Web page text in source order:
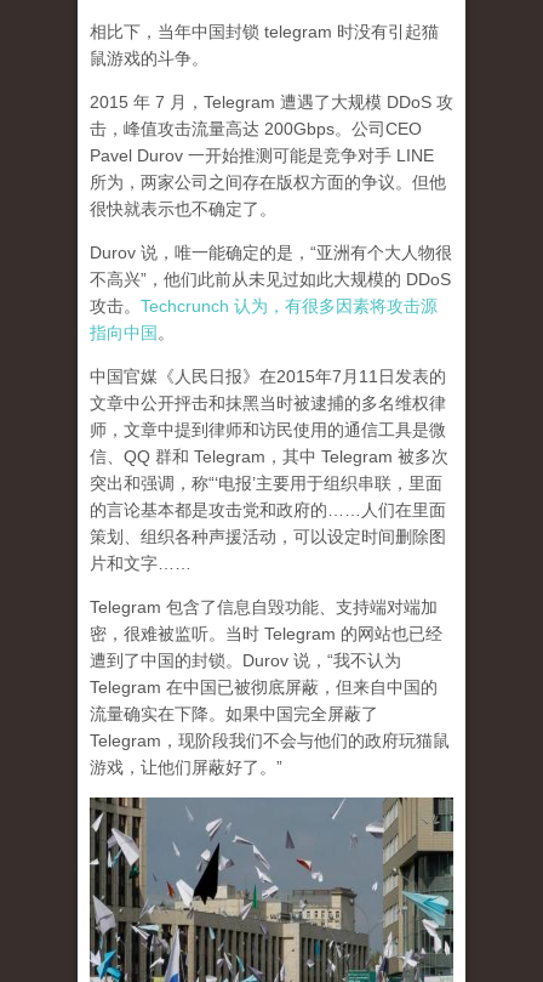
相比下，当年中国封锁 telegram 时没有引起猫
鼠游戏的斗争。
2015 年 7 月，Telegram 遭遇了大规模 DDoS 攻
击，峰值攻击流量高达 200Gbps。公司CEO
Pavel Durov 一开始推测可能是竞争对手 LINE
所为，两家公司之间存在版权方面的争议。但他
很快就表示也不确定了。
Durov 说，唯一能确定的是，“亚洲有个大人物很
不高兴”，他们此前从未见过如此大规模的 DDoS
攻击。 Techcrunch 认为，有很多因素将攻击源
指向中国 。
中国官媒《人民日报》在2015年7月11日发表的
文章中公开抨击和抹黑当时被逮捕的多名维权律
师，文章中提到律师和访民使用的通信工具是微
信、QQ 群和 Telegram，其中 Telegram 被多次
突出和强调，称“‘电报’主要用于组织串联，里面
的言论基本都是攻击党和政府的……人们在里面
策划、组织各种声援活动，可以设定时间删除图
片和文字……
Telegram 包含了信息自毁功能、支持端对端加
密，很难被监听。当时 Telegram 的网站也已经
遭到了中国的封锁。Durov 说，“我不认为
Telegram 在中国已被彻底屏蔽，但来自中国的
流量确实在下降。如果中国完全屏蔽了
Telegram，现阶段我们不会与他们的政府玩猫鼠
游戏，让他们屏蔽好了。”